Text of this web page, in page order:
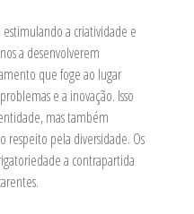
a criatividade e
a desenvolverem
que foge ao lugar
e a inovação. Isso
mas também
respeito pela diversidade. Os
a contrapartida